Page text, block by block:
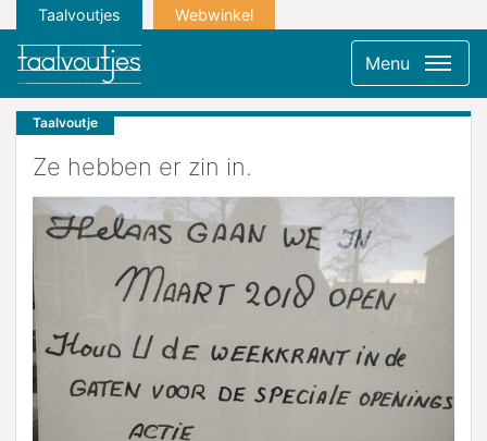
Taalvoutjes Webwinkel
Menu
Taalvoutje
Ze hebben er zin in.